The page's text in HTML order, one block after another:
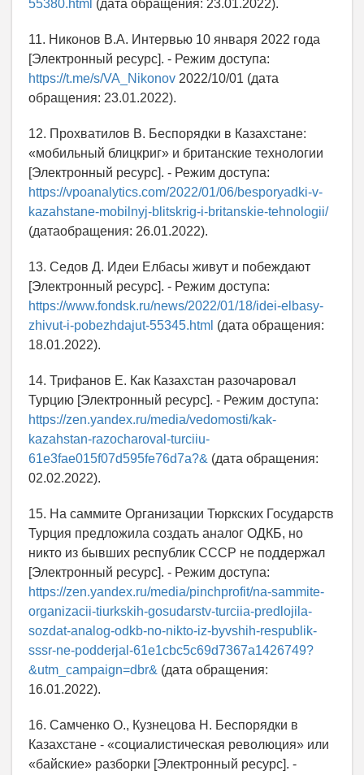
55380.html (дата обращения: 23.01.2022).
11. Никонов В.А. Интервью 10 января 2022 года
[Электронный ресурс]. - Режим доступа:
https://t.me/s/VA_Nikonov 2022/10/01 (дата
обращения: 23.01.2022).
12. Прохватилов В. Беспорядки в Казахстане:
«мобильный блицкриг» и британские технологии
[Электронный ресурс]. - Режим доступа:
https://vpoanalytics.com/2022/01/06/besporyadki-v-
kazahstane-mobilnyj-blitskrig-i-britanskie-tehnologii/
(датаобращения: 26.01.2022).
13. Седов Д. Идеи Елбасы живут и побеждают
[Электронный ресурс]. - Режим доступа:
https://www.fondsk.ru/news/2022/01/18/idei-elbasy-
zhivut-i-pobezhdajut-55345.html (дата обращения:
18.01.2022).
14. Трифанов Е. Как Казахстан разочаровал
Турцию [Электронный ресурс]. - Режим доступа:
https://zen.yandex.ru/media/vedomosti/kak-
kazahstan-razocharoval-turciiu-
61e3fae015f07d595fe76d7a?& (дата обращения:
02.02.2022).
15. На саммите Организации Тюркских Государств
Турция предложила создать аналог ОДКБ, но
никто из бывших республик СССР не поддержал
[Электронный ресурс]. - Режим доступа:
https://zen.yandex.ru/media/pinchprofit/na-sammite-
organizacii-tiurkskih-gosudarstv-turciia-predlojila-
sozdat-analog-odkb-no-nikto-iz-byvshih-respublik-
sssr-ne-podderjal-61e1cbc5c69d7367a1426749?
&utm_campaign=dbr& (дата обращения:
16.01.2022).
16. Самченко О., Кузнецова Н. Беспорядки в
Казахстане - «социалистическая революция» или
«байские» разборки [Электронный ресурс]. -